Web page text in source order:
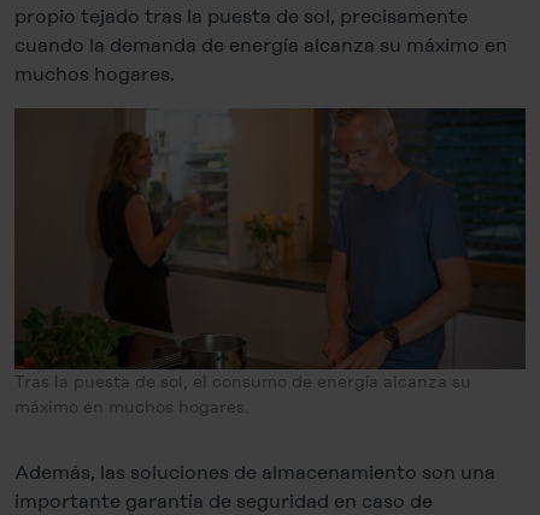
propio tejado tras la puesta de sol, precisamente
cuando la demanda de energía alcanza su máximo en
muchos hogares.
Tras la puesta de sol, el consumo de energía alcanza su
máximo en muchos hogares.
Además, las soluciones de almacenamiento son una
importante garantía de seguridad en caso de